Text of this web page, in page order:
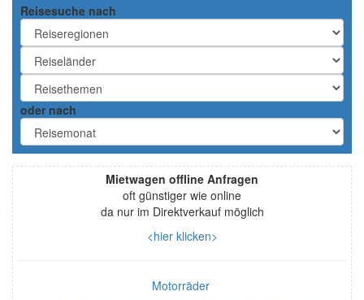
Reisesuche nach
oder nach
Mietwagen offline Anfragen
oft günstiger wie online
da nur im Direktverkauf möglich
<hier klicken>
Motorräder